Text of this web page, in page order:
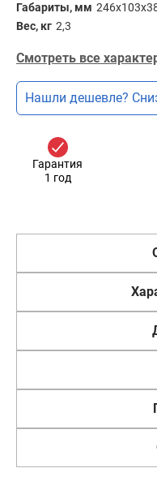
Габариты, мм
Вес, кг 2,3
Смотреть все
Нашли дешевле?
Гарантия
1 год